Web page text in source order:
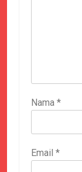
Nama *
Email *